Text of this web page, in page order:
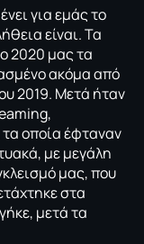
για εμάς το
είναι. Τα
2020 μας τα
ακόμα από
2019. Μετά ήταν
οποία έφταναν
με μεγάλη
μας, που
στα
μετά τα